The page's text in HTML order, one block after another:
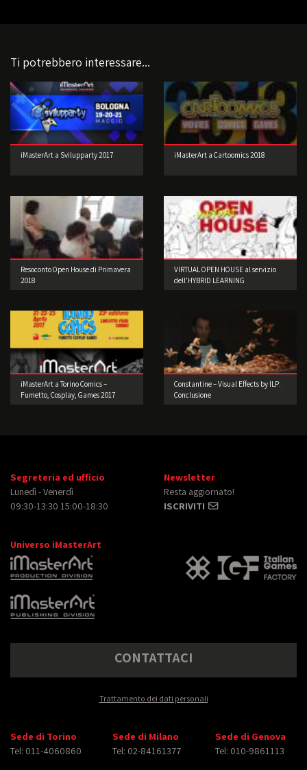
Ti potrebbero interessare...
iMasterArt a Svilupparty 2017 iMasterArt a Cartoomics 2018
Resoconto Open House di Primavera
2018
VIRTUAL OPEN HOUSE al servizio
dell’HYBRID LEARNING
iMasterArt a Torino Comics –
Fumetto, Cosplay, Games 2017
Constantine – Visual Effects by ILP:
Conclusione
Segreteria ed ufficio
Lunedì - Venerdì
09:30-13:30 15:00-18:30
Newsletter
Resta aggiornato!
ISCRIVITI
Universo iMasterArt
CONTATTACI
Trattamento dei dati personali
Sede di Torino
Tel: 011-4060860
Sede di Milano
Tel: 02-84161377
Sede di Genova
Tel: 010-9861113